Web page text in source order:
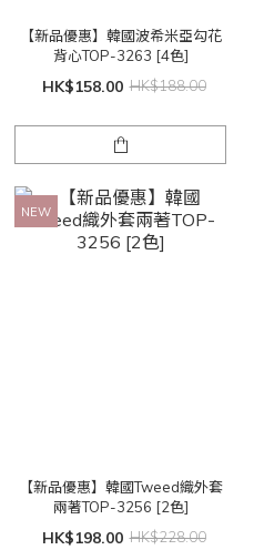
【新品優惠】韓國波希米亞勾花
背心TOP-3263 [4色]
HK$158.00 HK$188.00
NEW
【新品優惠】韓國Tweed織外套
兩著TOP-3256 [2色]
HK$198.00 HK$228.00